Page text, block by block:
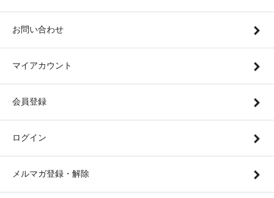
お問い合わせ
マイアカウント
会員登録
ログイン
メルマガ登録・解除